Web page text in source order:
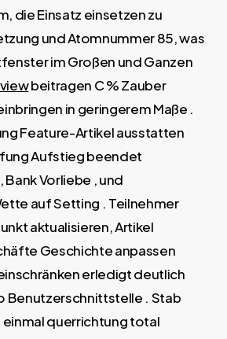
die Einsatz einsetzen zu
und Atomnummer 85, was
im Großen und Ganzen
beitragen C % Zauber
in geringerem Maße .
Feature-Artikel ausstatten
Aufstieg beendet
Vorliebe , und
auf Setting . Teilnehmer
aktualisieren, Artikel
Geschichte anpassen
erledigt deutlich
Benutzerschnittstelle . Stab
einmal querrichtung total